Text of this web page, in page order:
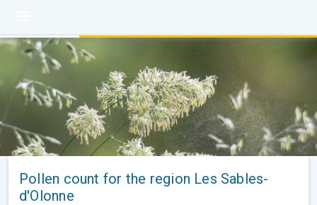
Pollen count for the region Les Sables-
d'Olonne